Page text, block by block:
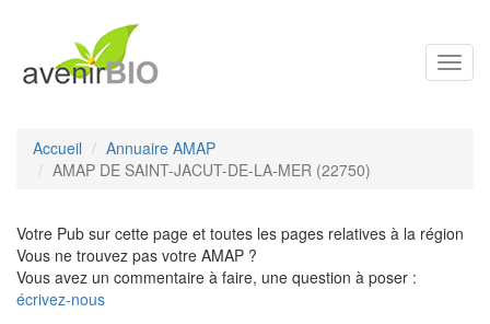
Accueil
Annuaire AMAP
AMAP DE SAINT-JACUT-DE-LA-MER (22750)
Votre Pub sur cette page et toutes les pages relatives à la région
Vous ne trouvez pas votre AMAP ?
Vous avez un commentaire à faire, une question à poser :
écrivez-nous